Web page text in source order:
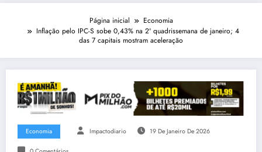
Página inicial
Economia
Inflação pelo IPC-S sobe 0,43% na 2ª quadrissemana de janeiro; 4
das 7 capitais mostram aceleração
Economia Impactodiario 19 De Janeiro De 2026